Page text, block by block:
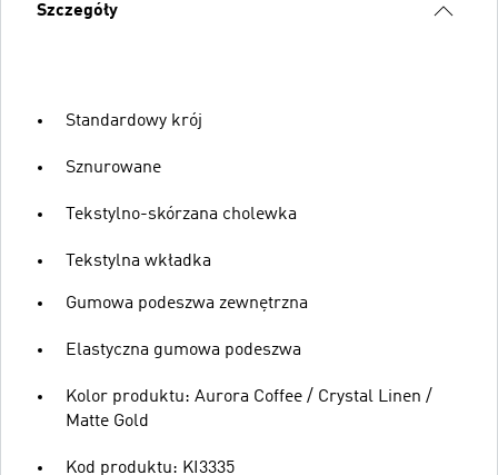
Szczegóły
Standardowy krój
Sznurowane
Tekstylno-skórzana cholewka
Tekstylna wkładka
Gumowa podeszwa zewnętrzna
Elastyczna gumowa podeszwa
Kolor produktu: Aurora Coffee / Crystal Linen /
Matte Gold
Kod produktu: KI3335